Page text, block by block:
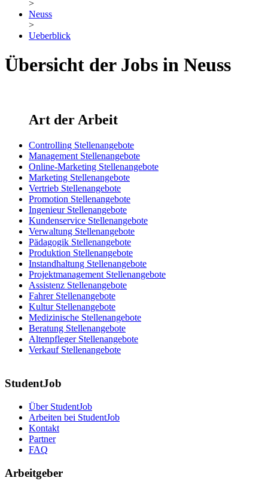
>
Neuss
>
Ueberblick
Übersicht der Jobs in Neuss
Art der Arbeit
Controlling Stellenangebote
Management Stellenangebote
Online-Marketing Stellenangebote
Marketing Stellenangebote
Vertrieb Stellenangebote
Promotion Stellenangebote
Ingenieur Stellenangebote
Kundenservice Stellenangebote
Verwaltung Stellenangebote
Pädagogik Stellenangebote
Produktion Stellenangebote
Instandhaltung Stellenangebote
Projektmanagement Stellenangebote
Assistenz Stellenangebote
Fahrer Stellenangebote
Kultur Stellenangebote
Medizinische Stellenangebote
Beratung Stellenangebote
Altenpfleger Stellenangebote
Verkauf Stellenangebote
StudentJob
Über StudentJob
Arbeiten bei StudentJob
Kontakt
Partner
FAQ
Arbeitgeber